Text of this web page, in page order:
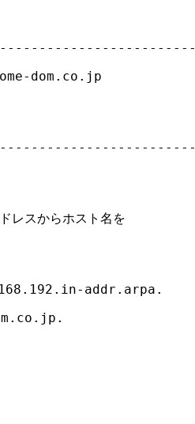
dom.co.jp
スからホスト名を
addr.arpa.